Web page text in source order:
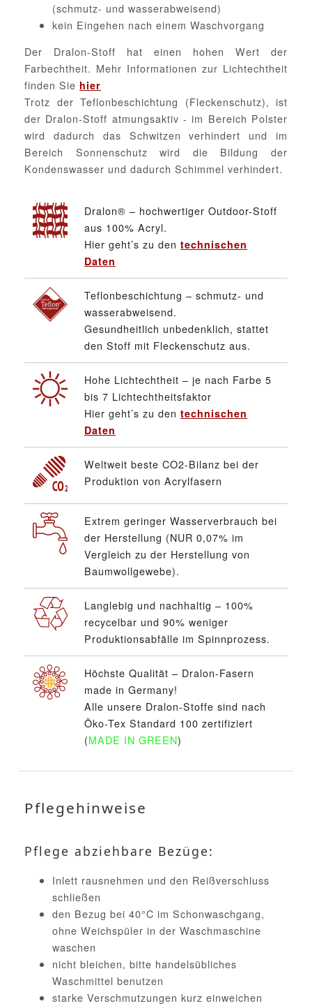
(schmutz- und wasserabweisend)
kein Eingehen nach einem Waschvorgang
Der Dralon-Stoff hat einen hohen Wert der
Farbechtheit. Mehr Informationen zur Lichtechtheit
finden Sie hier
Trotz der Teflonbeschichtung (Fleckenschutz), ist
der Dralon-Stoff atmungsaktiv - im Bereich Polster
wird dadurch das Schwitzen verhindert und im
Bereich Sonnenschutz wird die Bildung der
Kondenswasser und dadurch Schimmel verhindert.
Dralon® – hochwertiger Outdoor-Stoff
aus 100% Acryl.
Hier geht’s zu den technischen
Daten
Teflonbeschichtung – schmutz- und
wasserabweisend.
Gesundheitlich unbedenklich, stattet
den Stoff mit Fleckenschutz aus.
Hohe Lichtechtheit – je nach Farbe 5
bis 7 Lichtechtheitsfaktor
Hier geht’s zu den technischen
Daten
Weltweit beste CO2-Bilanz bei der
Produktion von Acrylfasern
Extrem geringer Wasserverbrauch bei
der Herstellung (NUR 0,07% im
Vergleich zu der Herstellung von
Baumwollgewebe).
Langlebig und nachhaltig – 100%
recycelbar und 90% weniger
Produktionsabfälle im Spinnprozess.
Höchste Qualität – Dralon-Fasern
made in Germany!
Alle unsere Dralon-Stoffe sind nach
Öko-Tex Standard 100 zertifiziert
(MADE IN GREEN)
Pflegehinweise
Pflege abziehbare Bezüge:
Inlett rausnehmen und den Reißverschluss
schließen
den Bezug bei 40°C im Schonwaschgang,
ohne Weichspüler in der Waschmaschine
waschen
nicht bleichen, bitte handelsübliches
Waschmittel benutzen
starke Verschmutzungen kurz einweichen